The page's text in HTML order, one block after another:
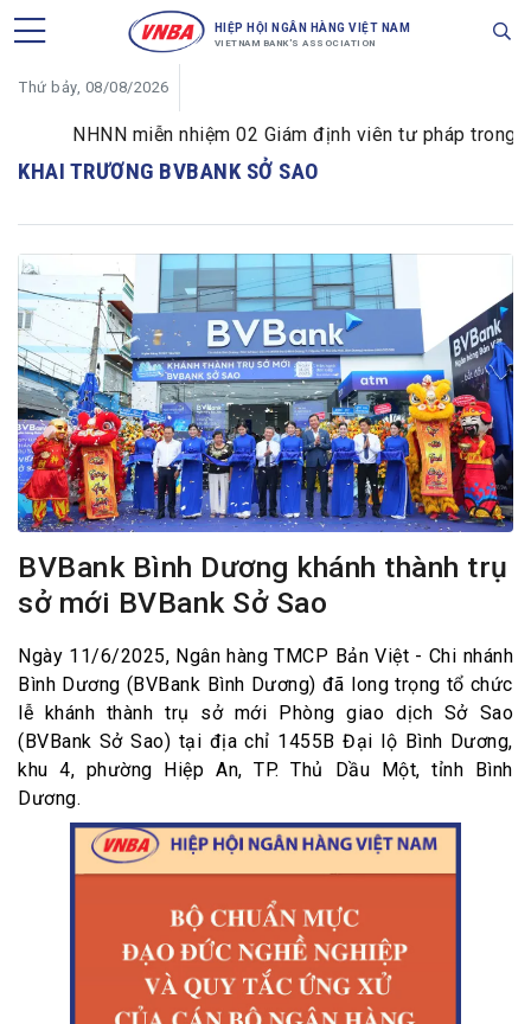
HIỆP HỘI NGÂN HÀNG VIỆT NAM
VIETNAM BANK'S ASSOCIATION
Thứ bảy, 08/08/2026
NHNN miễn nhiệm 02 Giám định viên tư pháp trong
KHAI TRƯƠNG BVBANK SỞ SAO
BVBank Bình Dương khánh thành trụ
sở mới BVBank Sở Sao
Ngày 11/6/2025, Ngân hàng TMCP Bản Việt - Chi nhánh
Bình Dương (BVBank Bình Dương) đã long trọng tổ chức
lễ khánh thành trụ sở mới Phòng giao dịch Sở Sao
(BVBank Sở Sao) tại địa chỉ 1455B Đại lộ Bình Dương,
khu 4, phường Hiệp An, TP. Thủ Dầu Một, tỉnh Bình
Dương.